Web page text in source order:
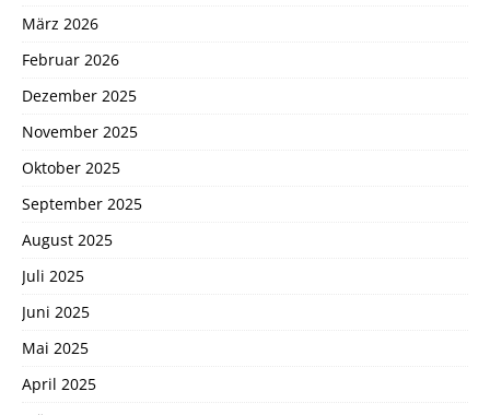
März 2026
Februar 2026
Dezember 2025
November 2025
Oktober 2025
September 2025
August 2025
Juli 2025
Juni 2025
Mai 2025
April 2025